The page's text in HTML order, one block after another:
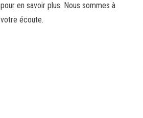
pour en savoir plus. Nous sommes à
votre écoute.